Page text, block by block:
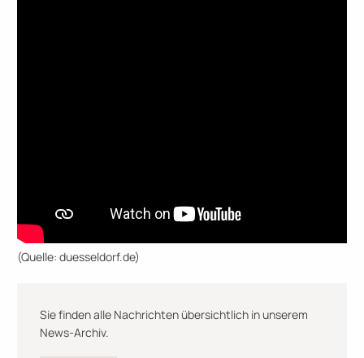
(Quelle: duesseldorf.de)
Sie finden alle Nachrichten übersichtlich in unserem
News-Archiv.